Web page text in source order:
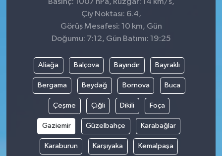
Çiy Noktası: 6.4,
Görüş Mesafesi: 10 km, Gün
Doğumu: 7:12, Gün Batımı: 19:25
Aliağa Balçova Bayındır Bayraklı
Bergama Beydağ Bornova Buca
Çeşme Çiğli Dikili Foça
Gaziemir Güzelbahçe Karabağlar
Karaburun Karşıyaka Kemalpaşa